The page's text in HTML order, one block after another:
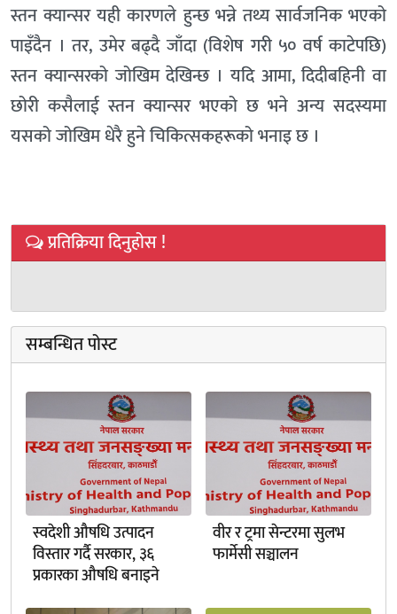
स्तन क्यान्सर यही कारणले हुन्छ भन्ने तथ्य सार्वजनिक भएको
पाइँदैन । तर, उमेर बढ्दै जाँदा (विशेष गरी ५० वर्ष काटेपछि)
स्तन क्यान्सरको जोखिम देखिन्छ । यदि आमा, दिदीबहिनी वा
छोरी कसैलाई स्तन क्यान्सर भएको छ भने अन्य सदस्यमा
यसको जोखिम धेरै हुने चिकित्सकहरूको भनाइ छ ।
प्रतिक्रिया दिनुहोस !
सम्बन्धित पोस्ट
स्वदेशी औषधि उत्पादन
विस्तार गर्दै सरकार, ३६
प्रकारका औषधि बनाइने
वीर र ट्रमा सेन्टरमा सुलभ
फार्मेसी सञ्चालन